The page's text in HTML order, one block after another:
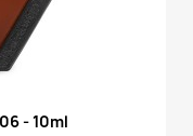
- 10ml